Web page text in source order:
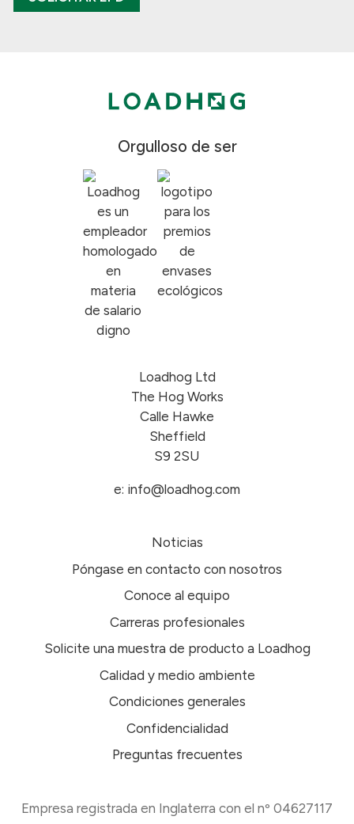
Orgulloso de ser
Loadhog Ltd
The Hog Works
Calle Hawke
Sheffield
S9 2SU
e: info@loadhog.com
Noticias
Póngase en contacto con nosotros
Conoce al equipo
Carreras profesionales
Solicite una muestra de producto a Loadhog
Calidad y medio ambiente
Condiciones generales
Confidencialidad
Preguntas frecuentes
Empresa registrada en Inglaterra con el nº 04627117